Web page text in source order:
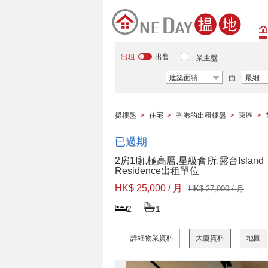
出租 出售 業主盤
建築面績 由 最細
搵樓盤 > 住宅 > 香港的出租樓盤 > 東區 >
已過期
2房1廁,極高層,星級會所,露台Island
Residence出租單位
HK$ 25,000 / 月
HK$ 27,000 / 月
2 1
詳細物業資料 大廈資料 地圖